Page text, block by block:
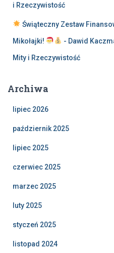
i Rzeczywistość
Świąteczny Zestaw
Mikołajki! - Dawid
Mity i Rzeczywistość
Archiwa
lipiec 2026
październik 2025
lipiec 2025
czerwiec 2025
marzec 2025
luty 2025
styczeń 2025
listopad 2024